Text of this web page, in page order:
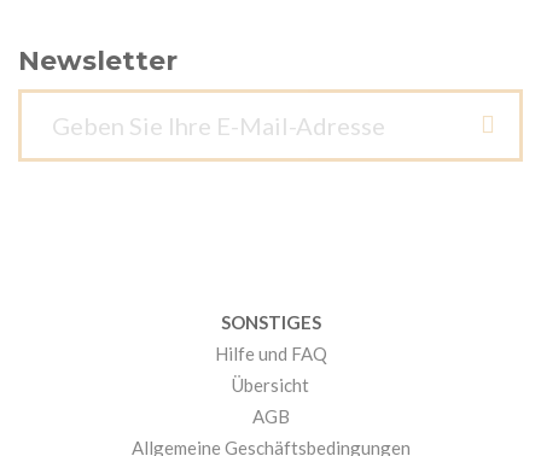
Newsletter
SONSTIGES
Hilfe und FAQ
Übersicht
AGB
Allgemeine Geschäftsbedingungen